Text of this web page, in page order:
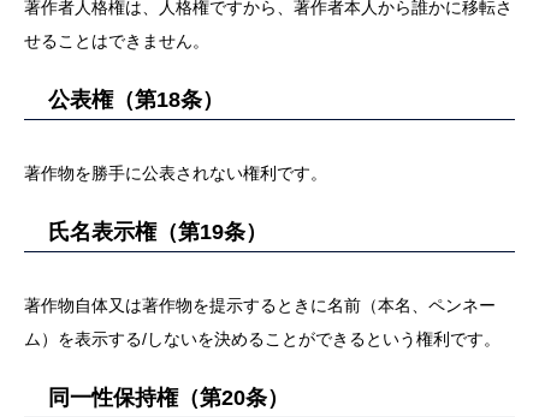
著作者人格権は、人格権ですから、著作者本人から誰かに移転さ
せることはできません。
公表権（第18条）
著作物を勝手に公表されない権利です。
氏名表示権（第19条）
著作物自体又は著作物を提示するときに名前（本名、ペンネー
ム）を表示する/しないを決めることができるという権利です。
同一性保持権（第20条）